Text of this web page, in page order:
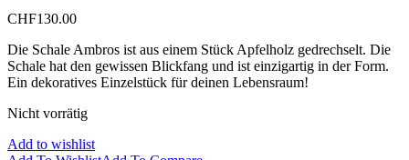
CHF130.00
Die Schale Ambros ist aus einem Stück Apfelholz gedrechselt. Die
Schale hat den gewissen Blickfang und ist einzigartig in der Form.
Ein dekoratives Einzelstück für deinen Lebensraum!
Nicht vorrätig
Add to wishlist